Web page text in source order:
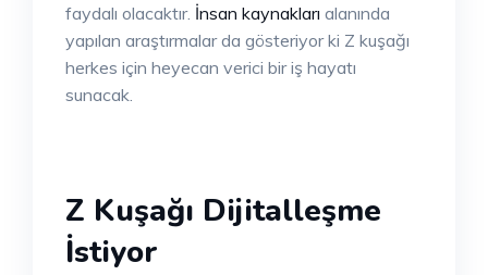
faydalı olacaktır. İnsan kaynakları alanında
yapılan araştırmalar da gösteriyor ki Z kuşağı
herkes için heyecan verici bir iş hayatı
sunacak.
Z Kuşağı Dijitalleşme
İstiyor